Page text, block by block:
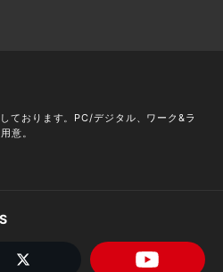
ております。PC/デジタル、ワーク&ラ
意。